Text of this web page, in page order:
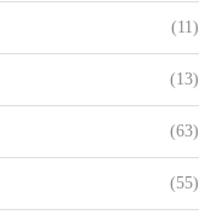
(11)
(13)
(63)
(55)